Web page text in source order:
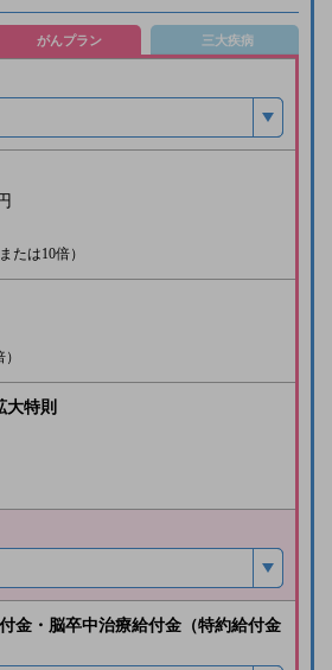
がんプラン 三大疾病
たは10倍）
大特則
金・脳卒中治療給付金（特約給付金